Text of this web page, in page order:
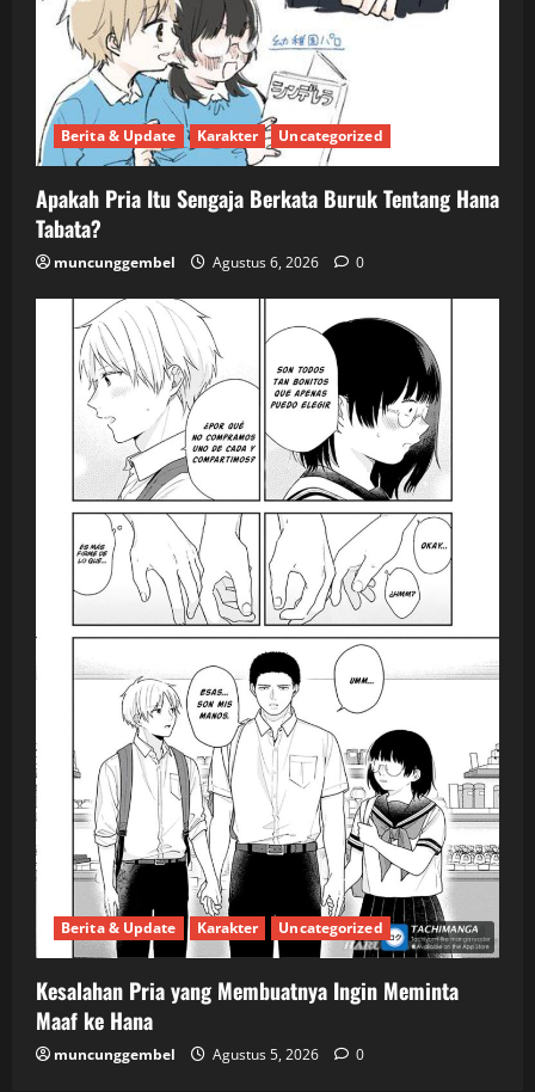
Berita & Update Karakter Uncategorized
Apakah Pria Itu Sengaja Berkata Buruk Tentang Hana
Tabata?
muncunggembel Agustus 6, 2026 0
Berita & Update Karakter Uncategorized
Kesalahan Pria yang Membuatnya Ingin Meminta
Maaf ke Hana
muncunggembel Agustus 5, 2026 0